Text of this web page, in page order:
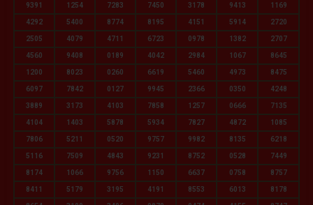
9391 1254 7283 7450 3178 9413 1169
4292 5400 8774 8195 4151 5914 2720
2505 4079 4711 6723 0978 1382 2707
4560 9408 0189 4042 2984 1067 8645
1200 8023 0260 6619 5460 4973 8475
6097 7842 0127 9945 2366 0350 4248
3889 3173 4103 7858 1257 0666 7135
4104 1403 5878 5934 7827 4872 1085
7806 5211 0520 9757 9982 8135 6218
5116 7509 4843 9231 8752 0528 7449
8174 1066 9756 1150 6637 0758 8757
8411 5179 3195 4191 8553 6013 8178